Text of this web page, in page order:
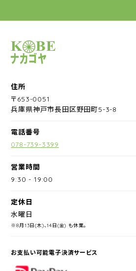
サイクルショップナカゴヤ
住所
〒653-0051
兵庫県神戸市長田区野田町5-3-8
電話番号
078-739-3399
営業時間
9:30 -19:00
定休日
水曜日
※8月13日(木)、14日(金) も休業。
お支払い可能電子決済サービス
PayPay